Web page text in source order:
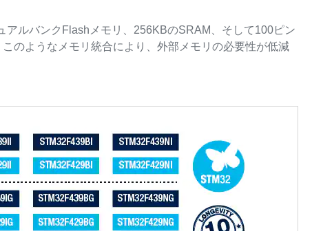
ルバンクFlashメモリ、256KBのSRAM、そして100ピン
のようなメモリ統合により、外部メモリの必要性が低減